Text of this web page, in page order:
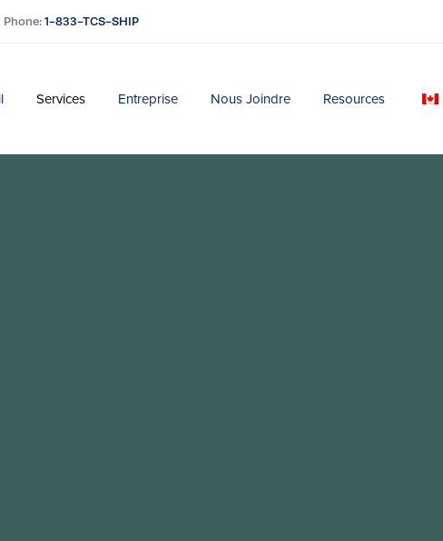
Phone: 1-833-TCS-SHIP
Services Entreprise Nous Joindre Resources